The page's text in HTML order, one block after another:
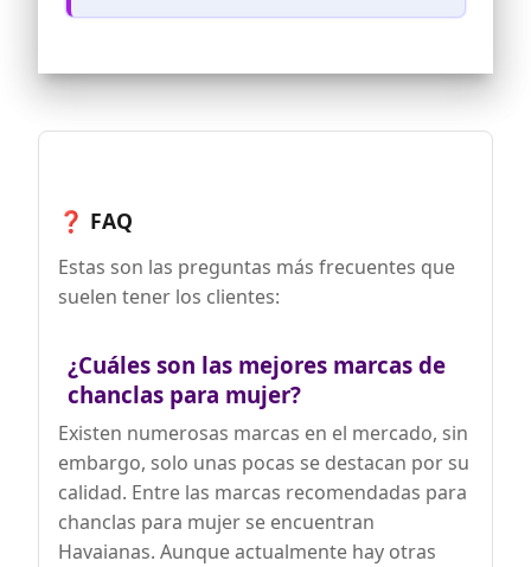
❓ FAQ
Estas son las preguntas más frecuentes que
suelen tener los clientes:
¿Cuáles son las mejores marcas de
chanclas para mujer?
Existen numerosas marcas en el mercado, sin
embargo, solo unas pocas se destacan por su
calidad. Entre las marcas recomendadas para
chanclas para mujer se encuentran
Havaianas. Aunque actualmente hay otras